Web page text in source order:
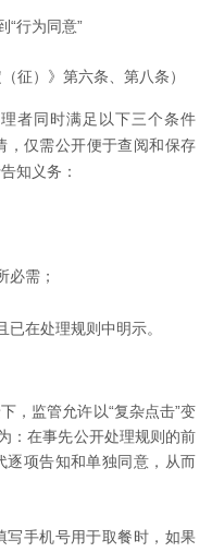
“行为同意”
征）》第六条、第八条）
者同时满足以下三个条件
，仅需公开便于查阅和保存
知义务：
必需；
已在处理规则中明示。
，监管允许以“复杂点击”变
：在事先公开处理规则的前
逐项告知和单独同意，从而
手机号用于取餐时，如果